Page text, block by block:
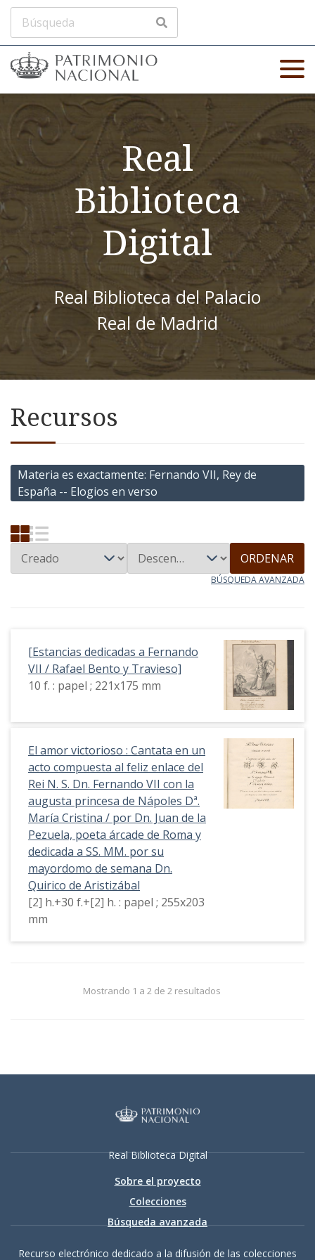
Real
Biblioteca
Digital
Real Biblioteca del Palacio
Real de Madrid
Recursos
Materia es exactamente Fernando VII, Rey de
España -- Elogios en verso
ORDENAR
BÚSQUEDA AVANZADA
[Estancias dedicadas a Fernando
VII / Rafael Bento y Travieso]
10 f. : papel ; 221x175 mm
El amor victorioso : Cantata en un
acto compuesta al feliz enlace del
Rei N. S. Dn. Fernando VII con la
augusta princesa de Nápoles Dª.
María Cristina / por Dn. Juan de la
Pezuela, poeta árcade de Roma y
dedicada a SS. MM. por su
mayordomo de semana Dn.
Quirico de Aristizábal
[2] h.+30 f.+[2] h. : papel ; 255x203
mm
Mostrando 1 a 2 de 2 resultados
Real Biblioteca Digital
Sobre el proyecto
Colecciones
Búsqueda avanzada
Recurso electrónico dedicado a la difusión de las colecciones